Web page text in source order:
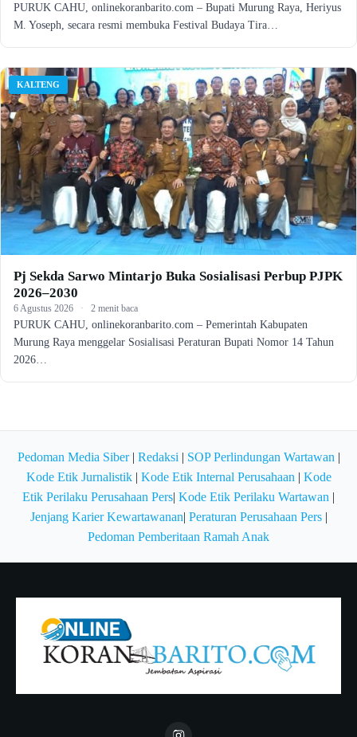
PURUK CAHU, onlinekoranbarito.com – Bupati Murung Raya, Heriyus
M. Yoseph, secara resmi membuka Festival Budaya Tira…
KALTENG
Pj Sekda Sarwo Mintarjo Buka Sosialisasi Perbup PJPK
2026–2030
6 Agustus 2026 · 2 menit baca
PURUK CAHU, onlinekoranbarito.com – Pemerintah Kabupaten
Murung Raya menggelar Sosialisasi Peraturan Bupati Nomor 14 Tahun
2026…
Pedoman Media Siber| Redaksi | SOP Perlindungan Wartawan |
Kode Etik Jurnalistik| Kode Etik Internal Perusahaan | Kode
Etik Perilaku Perusahaan Pers| Kode Etik Perilaku Wartawan |
Jenjang Karier Kewartawanan| Peraturan Perusahaan Pers|
Pedoman Pemberitaan Ramah Anak